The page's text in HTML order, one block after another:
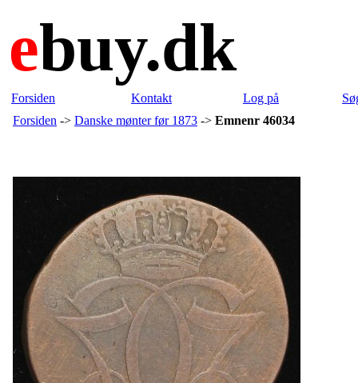
ebuy.dk
Forsiden Kontakt Log på
Forsiden -> Danske mønter før 1873 -> Emnenr 46034